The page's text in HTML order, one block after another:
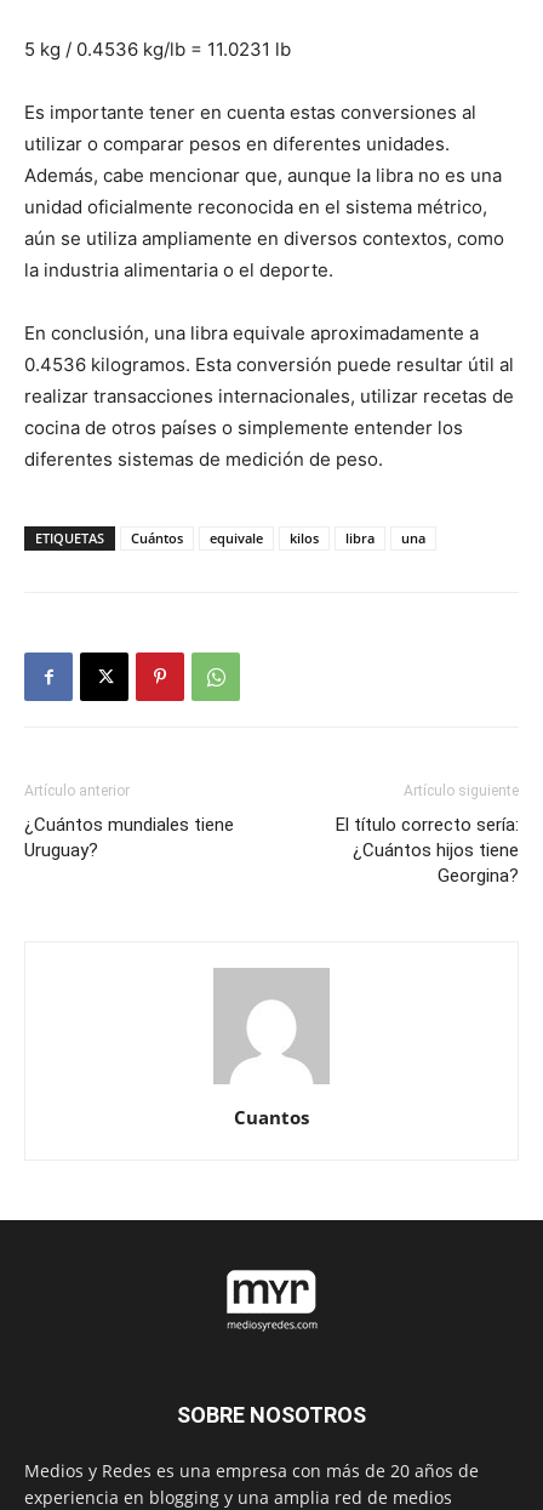
5 kg / 0.4536 kg/lb = 11.0231 lb
Es importante tener en cuenta estas conversiones al
utilizar o comparar pesos en diferentes unidades.
Además, cabe mencionar que, aunque la libra no es una
unidad oficialmente reconocida en el sistema métrico,
aún se utiliza ampliamente en diversos contextos, como
la industria alimentaria o el deporte.
En conclusión, una libra equivale aproximadamente a
0.4536 kilogramos. Esta conversión puede resultar útil al
realizar transacciones internacionales, utilizar recetas de
cocina de otros países o simplemente entender los
diferentes sistemas de medición de peso.
ETIQUETAS Cuántos equivale kilos libra una
Artículo anterior
¿Cuántos mundiales tiene
Uruguay?
Artículo siguiente
El título correcto sería:
¿Cuántos hijos tiene
Georgina?
Cuantos
SOBRE NOSOTROS
Medios y Redes es una empresa con más de 20 años de
experiencia en blogging y una amplia red de medios